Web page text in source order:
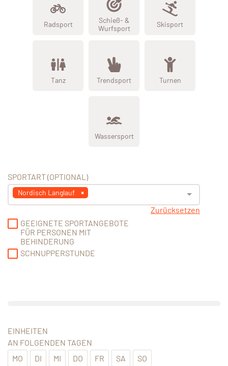
Radsport
Schieß- &
Wurfsport
Skisport
Tanz Trendsport Turnen
Wassersport
SPORTART (OPTIONAL)
Nordisch Langlauf
Zurücksetzen
GEEIGNETE SPORTANGEBOTE
FÜR PERSONEN MIT
BEHINDERUNG
SCHNUPPERSTUNDE
EINHEITEN
AN FOLGENDEN TAGEN
MO
DI MI DO FR SA SO